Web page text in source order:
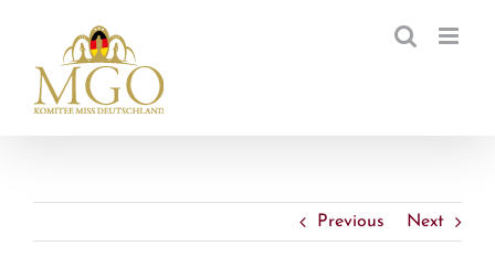
springen
Previous Next